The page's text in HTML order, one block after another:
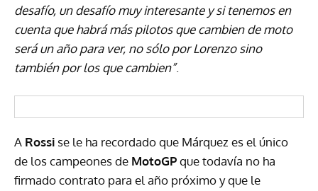
desafío, un desafío muy interesante y si tenemos en
cuenta que habrá más pilotos que cambien de moto
será un año para ver, no sólo por Lorenzo sino
también por los que cambien”.
A Rossi se le ha recordado que Márquez es el único
de los campeones de MotoGPque todavía no ha
firmado contrato para el año próximo y que le